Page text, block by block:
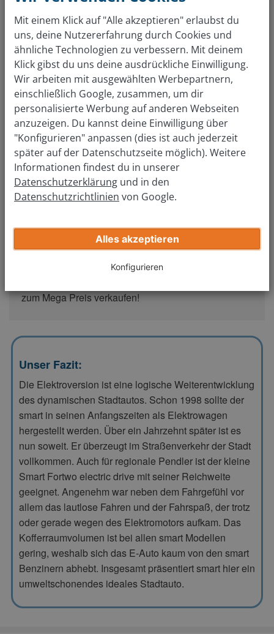
Stunden. Preislich variiert der Smart Fortwo electric drive
je nach Bezahlmodell: Autofahrer können entweder 18.911
Euro zahlen und für 65 Euro den Akku monatlich mieten
oder einen Festpreis von 23.600 Euro ohne Akkumiete
zahlen. Als Cabrio kostet der smart etwa 3000 Euro mehr.
Was ist mein Auto wert?
zum Mega Preis verkaufen!
Unser Fazit:
Die Elektroversion ist eine logische Weiterentwicklung
des dynamischen Stadtautos. Schon 1998 sollte der
smart in seinen Anfangszeiten als Elektrowagen
hergestellt werden. Über ein Jahrzehnt später ist es
nun soweit. Er überzeugt im Straßenverkehr der Stadt
vollkommen. Auch für regionale Pendler ist der kleine
Smart Fortwo electric drive mit seiner Reichweite
geeignet. Angenehm war neben dem Fahrgefühl vor
allem das lautlose Fahren und der Fahrspaß, der trotz
oder gerade wegen des Elektromotors aufkam. Das
Kofferraumvolumen ist bei allen smart Modellen
gering, weshalb sich das E-Auto kaum von den smart
Benzinern abhebt. Insgesamt präsentiert smart hier ein
umweltschonendes ideales Stadtauto.
Mit einem Klick auf "Alle akzeptieren" erlaubst du
uns, deine Nutzererfahrung durch Cookies und
ähnliche Technologien zu verbessern. Mit deinem
Klick gibst du uns deine ausdrückliche Einwilligung.
Wir arbeiten mit ausgewählten Werbepartnern,
einschließlich Google, zusammen, um dir
personalisierte Werbung auf anderen Webseiten
anzuzeigen. Du kannst deine Einwilligung über
"Konfigurieren" anpassen (dies ist auch jederzeit
später auf der Datenschutzseite möglich). Weitere
Informationen findest du in unserer
Datenschutzerklärung und in den
Datenschutzrichtlinien von Google.
Alles akzeptieren
Konfigurieren